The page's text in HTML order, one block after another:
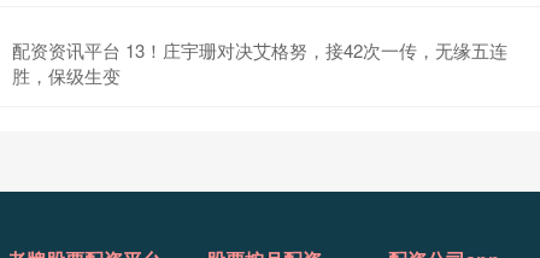
配资资讯平台 13！庄宇珊对决艾格努，接42次一传，无缘五连
胜，保级生变